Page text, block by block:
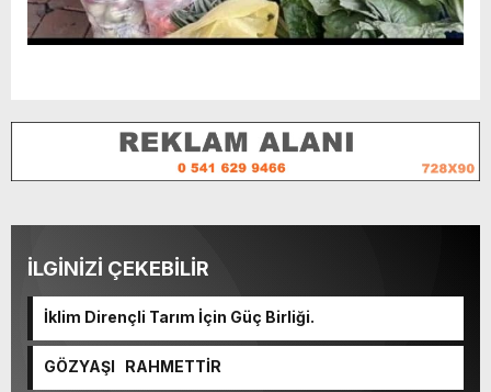
İLGİNİZİ ÇEKEBİLİR
İklim Dirençli Tarım İçin Güç Birliği.
GÖZYAŞI RAHMETTİR